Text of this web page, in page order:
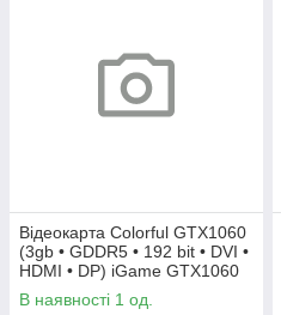
Відеокарта Colorful GTX1060
(3gb • GDDR5 • 192 bit • DVI •
HDMI • DP) iGame GTX1060
Vulcan U 3G БУ
В наявності 1 од.